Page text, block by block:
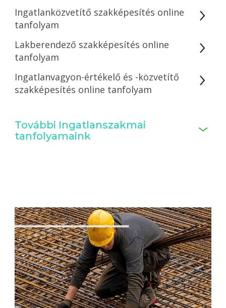
Ingatlanközvetítő szakképesítés online
tanfolyam
Lakberendező szakképesítés online
tanfolyam
Ingatlanvagyon-értékelő és -közvetítő
szakképesítés online tanfolyam
További Ingatlanszakmai
tanfolyamaink